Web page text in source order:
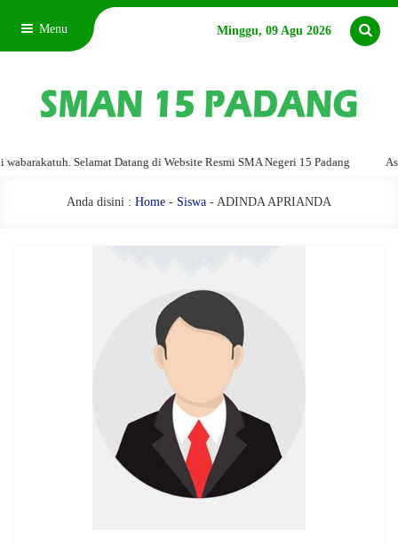
Menu Minggu, 09 Agu 2026
Selamat Datang di Website Resmi SMA Negeri 15 Padang
Anda disini : Home - Siswa - ADINDA APRIANDA